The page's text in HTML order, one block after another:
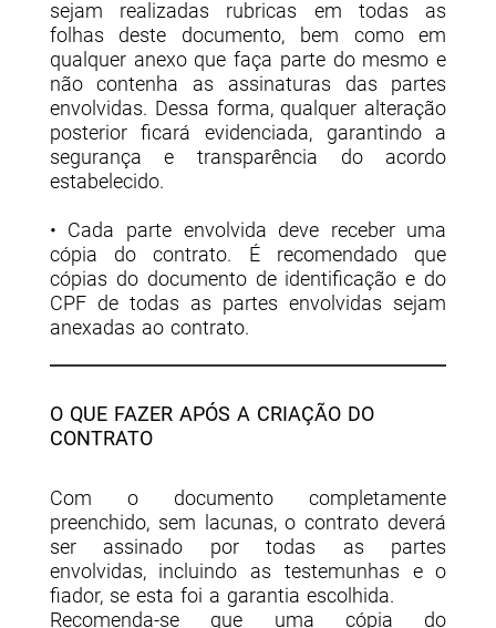
sejam realizadas rubricas em todas as
folhas deste documento, bem como em
qualquer anexo que faça parte do mesmo e
não contenha as assinaturas das partes
envolvidas. Dessa forma, qualquer alteração
posterior ficará evidenciada, garantindo a
segurança e transparência do acordo
estabelecido.
• Cada parte envolvida deve receber uma
cópia do contrato. É recomendado que
cópias do documento de identificação e do
CPF de todas as partes envolvidas sejam
anexadas ao contrato.
O QUE FAZER APÓS A CRIAÇÃO DO
CONTRATO
Com o documento completamente
preenchido, sem lacunas, o contrato deverá
ser assinado por todas as partes
envolvidas, incluindo as testemunhas e o
fiador, se esta foi a garantia escolhida.
Recomenda-se que uma cópia do